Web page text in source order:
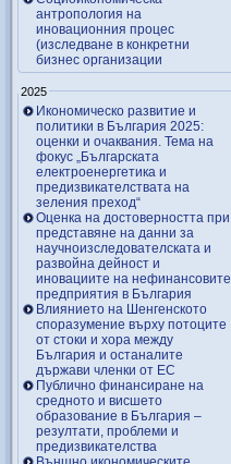
антропология на
иновационния процес
(изследване в конкретни
бизнес организации
2025
Икономическо развитие и
политики в България 2025:
оценки и очаквания. Тема на
фокус „Българската
електроенергетика и
предизвикателствата на
зеления преход“
Оценка на достоверността при
представяне на данни за
научноизследователската и
развойна дейност и
иновациите на нефинансовите
предприятия в България
Влиянието на Шенгенското
споразумение върху потоците
от стоки и хора между
България и останалите
държави членки от ЕС
Публично финансиране на
средното и висшето
образование в България –
резултати, проблеми и
предизвикателства